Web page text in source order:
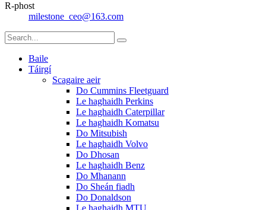
R-phost
milestone_ceo@163.com
Baile
Táirgí
Scagaire aeir
Do Cummins Fleetguard
Le haghaidh Perkins
Le haghaidh Caterpillar
Le haghaidh Komatsu
Do Mitsubish
Le haghaidh Volvo
Do Dhosan
Le haghaidh Benz
Do Mhanann
Do Sheán fiadh
Do Donaldson
Le haghaidh MTU